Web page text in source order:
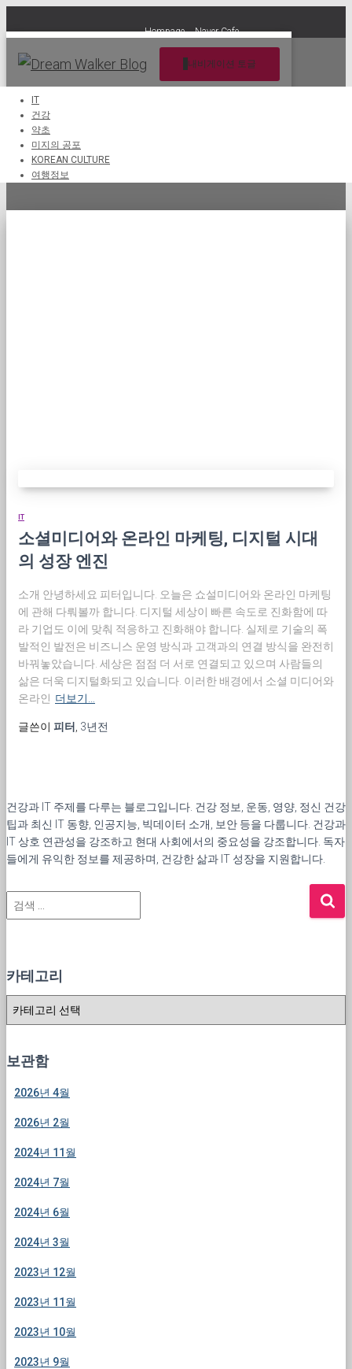
Hompage Naver Cafe
내비게이션 토글
IT
건강
약초
미지의 공포
KOREAN CULTURE
여행정보
온라인마케팅전략
IT
소셜미디어와 온라인 마케팅, 디지털 시대
의 성장 엔진
소개 안녕하세요 피터입니다. 오늘은 쇼설미디어와 온라인 마케팅
에 관해 다뤄볼까 합니다. 디지털 세상이 빠른 속도로 진화함에 따
라 기업도 이에 맞춰 적응하고 진화해야 합니다. 실제로 기술의 폭
발적인 발전은 비즈니스 운영 방식과 고객과의 연결 방식을 완전히
바꿔놓았습니다. 세상은 점점 더 서로 연결되고 있으며 사람들의
삶은 더욱 디지털화되고 있습니다. 이러한 배경에서 소셜 미디어와
온라인 더보기…
글쓴이 피터 , 3년전
건강과 IT 주제를 다루는 블로그입니다. 건강 정보, 운동, 영양, 정신 건강
팁과 최신 IT 동향, 인공지능, 빅데이터 소개, 보안 등을 다룹니다. 건강과
IT 상호 연관성을 강조하고 현대 사회에서의 중요성을 강조합니다. 독자
들에게 유익한 정보를 제공하며, 건강한 삶과 IT 성장을 지원합니다.
검
색
카테고리
리
보관함
2026년 4월
2026년 2월
2024년 11월
2024년 7월
2024년 6월
2024년 3월
2023년 12월
2023년 11월
2023년 10월
2023년 9월